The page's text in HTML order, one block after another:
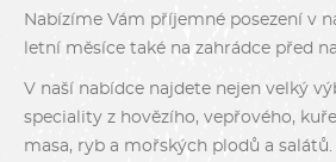
Nabízíme Vám příjemné posezení v
letní měsíce také na zahrádce před
V naší nabídce najdete nejen velký
speciality z hovězího, vepřového,
masa, ryb a mořských plodů a salátů.